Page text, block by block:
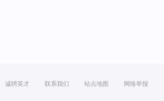
诚聘英才 联系我们 站点地图 网络举报